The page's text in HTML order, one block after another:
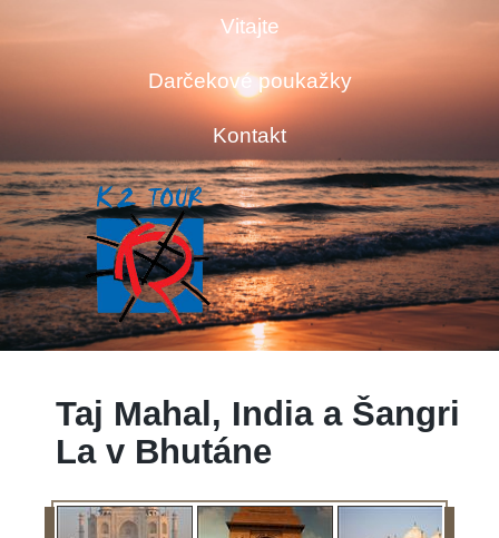
Vitajte
Darčekové poukažky
Kontakt
Taj Mahal, India a Šangri
La v Bhutáne